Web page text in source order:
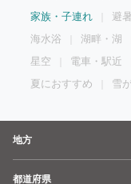
家族・子連れ
避
海水浴
湖畔・湖
星空
電車・駅近
夏におすすめ
雪
地方
都道府県